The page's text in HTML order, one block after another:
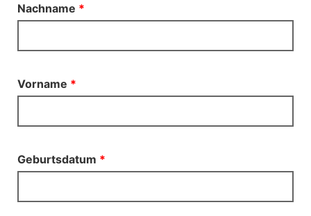
Nachname *
Vorname *
Geburtsdatum *